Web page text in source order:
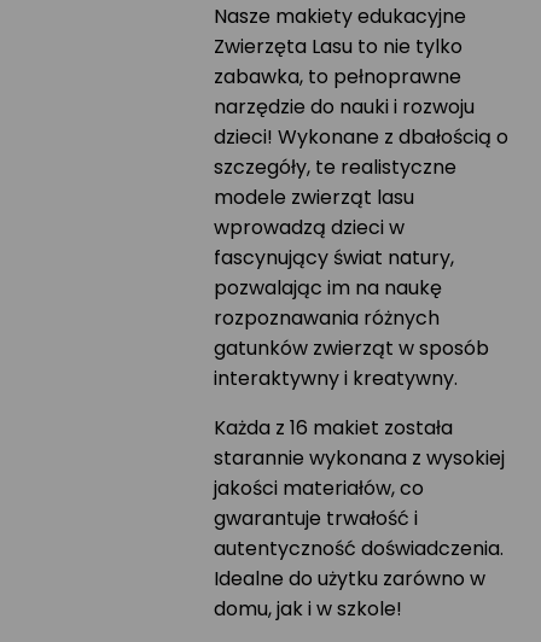
Nasze makiety edukacyjne
Zwierzęta Lasu to nie tylko
zabawka, to pełnoprawne
narzędzie do nauki i rozwoju
dzieci! Wykonane z dbałością o
szczegóły, te realistyczne
modele zwierząt lasu
wprowadzą dzieci w
fascynujący świat natury,
pozwalając im na naukę
rozpoznawania różnych
gatunków zwierząt w sposób
interaktywny i kreatywny.
Każda z 16 makiet została
starannie wykonana z wysokiej
jakości materiałów, co
gwarantuje trwałość i
autentyczność doświadczenia.
Idealne do użytku zarówno w
domu, jak i w szkole!